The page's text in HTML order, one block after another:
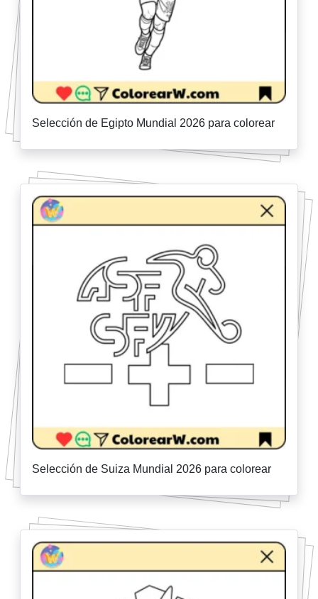
Selección de Egipto Mundial 2026 para colorear
Selección de Suiza Mundial 2026 para colorear